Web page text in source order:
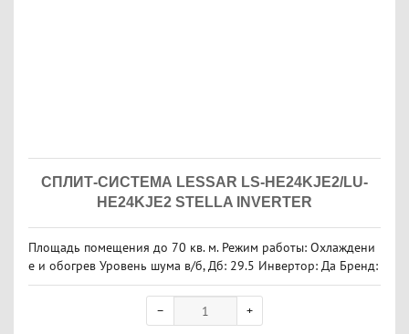
СПЛИТ-СИСТЕМА LESSAR LS-HE24KJE2/LU-
HE24KJE2 STELLA INVERTER
Площадь помещения до 70 кв. м. Режим работы: Охлаждени
е и обогрев Уровень шума в/б, Дб: 29.5 Инвертор: Да Бренд:
Lessar